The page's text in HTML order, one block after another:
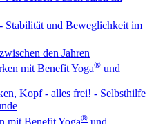
- Stabilität und Beweglichkeit im
zwischen den Jahren
mit Benefit Yoga® und
Kopf - alles frei! - Selbsthilfe
mit Benefit Yoga® und